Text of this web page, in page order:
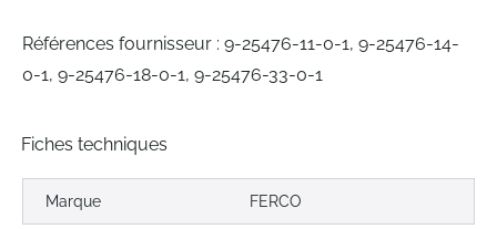
Références fournisseur : 9-25476-11-0-1, 9-25476-14-
0-1, 9-25476-18-0-1, 9-25476-33-0-1
Fiches techniques
Marque FERCO